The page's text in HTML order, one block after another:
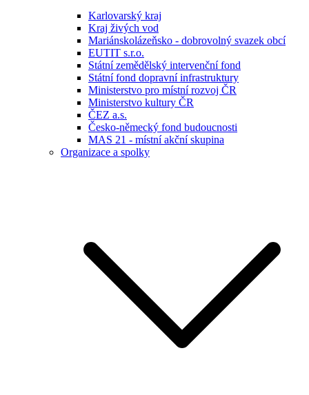
Karlovarský kraj
Kraj živých vod
Mariánskolázeňsko - dobrovolný svazek obcí
EUTIT s.r.o.
Státní zemědělský intervenční fond
Státní fond dopravní infrastruktury
Ministerstvo pro místní rozvoj ČR
Ministerstvo kultury ČR
ČEZ a.s.
Česko-německý fond budoucnosti
MAS 21 - místní akční skupina
Organizace a spolky